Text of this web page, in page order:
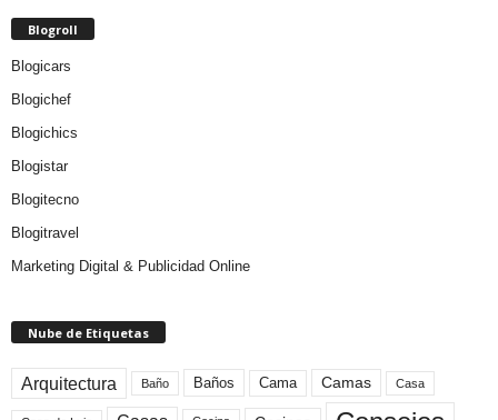
Blogroll
Blogicars
Blogichef
Blogichics
Blogistar
Blogitecno
Blogitravel
Marketing Digital & Publicidad Online
Nube de Etiquetas
Arquitectura Baño Baños Cama Camas Casa